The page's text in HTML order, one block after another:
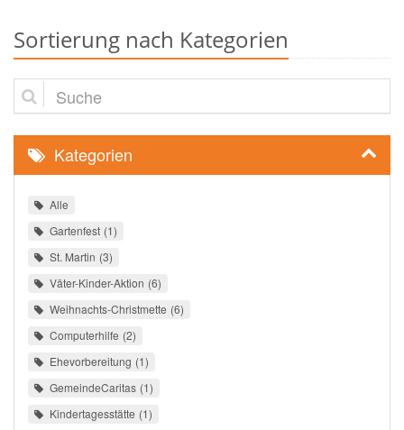
Sortierung nach Kategorien
Suche
Kategorien
Alle
Gartenfest 1
St. Martin 3
Väter-Kinder-Aktion 6
Weihnachts-Christmette 6
Computerhilfe 2
Ehevorbereitung 1
GemeindeCaritas 1
Kindertagesstätte 1